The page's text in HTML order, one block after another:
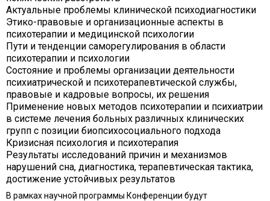
Актуальные проблемы клинической психодиагностики
Этико-правовые и организационные аспекты в
психотерапии и медицинской психологии
Пути и тенденции саморегулирования в области
психотерапии и психологии
Состояние и проблемы организации деятельности
психиатрической и психотерапевтической службы,
правовые и кадровые вопросы, их решения
Применение новых методов психотерапии и психиатрии
в системе лечения больных различных клинических
групп с позиции биопсихосоциального подхода
Кризисная психология и психотерапия
Результаты исследований причин и механизмов
нарушений сна, диагностика, терапевтическая тактика,
достижение устойчивых результатов
В рамках научной программы Конференции будут